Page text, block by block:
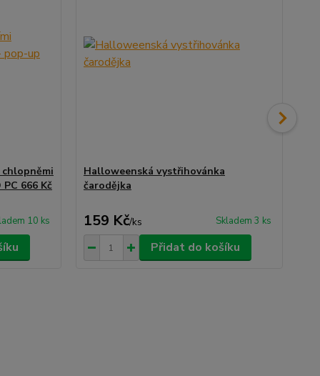
666 Kč
10 ks
Halloweenská vystřihovánka
čarodějka
159 Kč/ks Skladem 3 ks
Přidat do košíku